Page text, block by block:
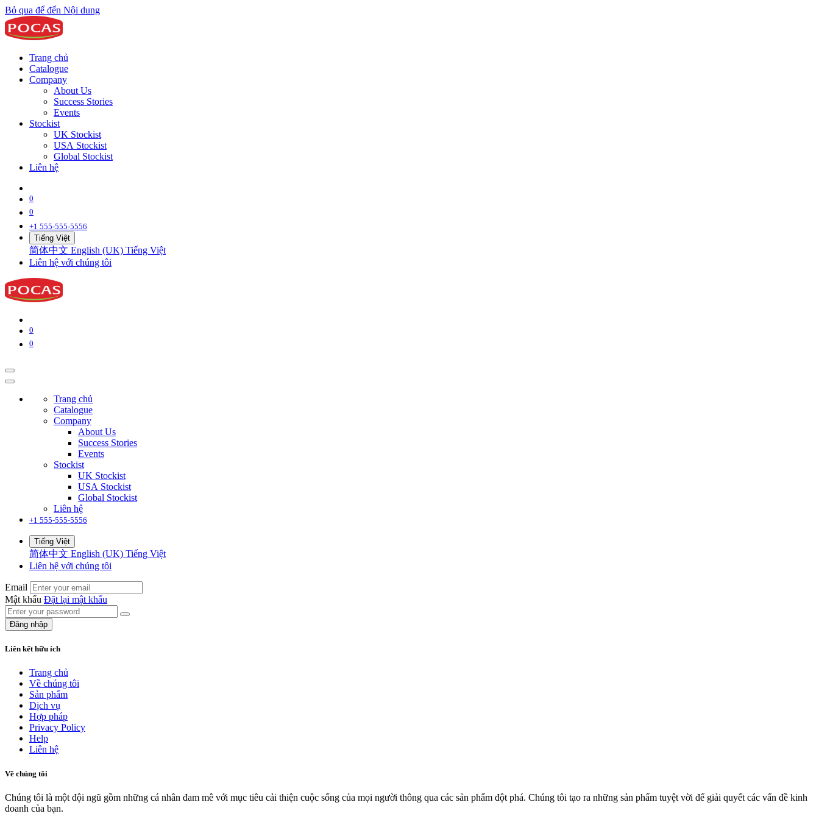
Bỏ qua để đến Nội dung
Trang chủ
Catalogue
Company
About Us
Success Stories
Events
Stockist
UK Stockist
USA Stockist
Global Stockist
Liên hệ
0
0
+1 555-555-5556
Tiếng Việt
简体中文 English (UK) Tiếng Việt
Liên hệ với chúng tôi
0
0
Trang chủ
Catalogue
Company
About Us
Success Stories
Events
Stockist
UK Stockist
USA Stockist
Global Stockist
Liên hệ
+1 555-555-5556
Tiếng Việt
简体中文 English (UK) Tiếng Việt
Liên hệ với chúng tôi
Email
Mật khẩu Đặt lại mật khẩu
Đăng nhập
Liên kết hữu ích
Trang chủ
Về chúng tôi
Sản phẩm
Dịch vụ
Hợp pháp
Privacy Policy
Help
Liên hệ
Về chúng tôi
Chúng tôi là một đội ngũ gồm những cá nhân đam mê với mục tiêu cải thiện cuộc sống của mọi người thông qua các sản phẩm đột phá. Chúng tôi tạo ra những sản phẩm tuyệt vời để giải quyết các vấn đề kinh
doanh của bạn.